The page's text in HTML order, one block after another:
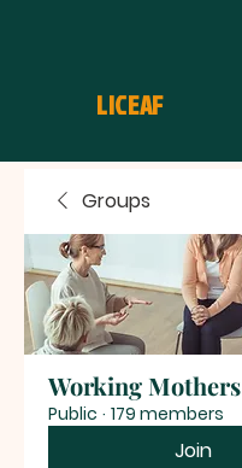
LICEAF
Groups
Working Mothers
Public · 179 members
Join